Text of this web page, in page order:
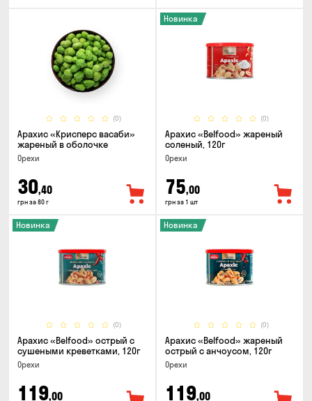
(0)
Арахис «Крисперс васаби»
жареный в оболочке
Орехи
30,40
грн за 80 г
(0)
Новинка
Арахис «Belfood» жареный
соленый, 120г
Орехи
75,00
грн за 1 шт
(0)
Новинка
Арахис «Belfood» острый с
сушеными креветками, 120г
Орехи
119,00
(0)
Новинка
Арахис «Belfood» жареный
острый с анчоусом, 120г
Орехи
119,00